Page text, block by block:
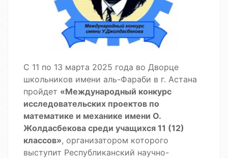
С 11 по 13 марта 2025 года во Дворце
школьников имени аль-Фараби в г. Астана
пройдет «Международный конкурс
исследовательских проектов по
математике и механике имени О.
Жолдасбекова среди учащихся 11 (12)
классов», организатором которого
выступит Республиканский научно-